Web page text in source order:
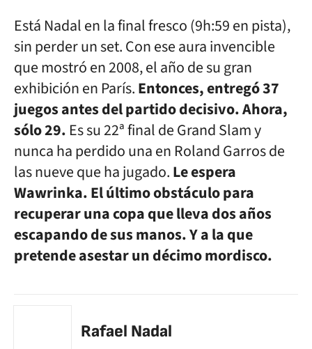
Está Nadal en la final fresco (9h:59 en pista),
sin perder un set. Con ese aura invencible
que mostró en 2008, el año de su gran
exhibición en París.Entonces, entregó 37
juegos antes del partido decisivo. Ahora,
sólo 29. Es su 22ª final de Grand Slam y
nunca ha perdido una en Roland Garros de
las nueve que ha jugado.Le espera
Wawrinka. El último obstáculo para
recuperar una copa que lleva dos años
escapando de sus manos. Y a la que
pretende asestar un décimo mordisco.
Rafael Nadal